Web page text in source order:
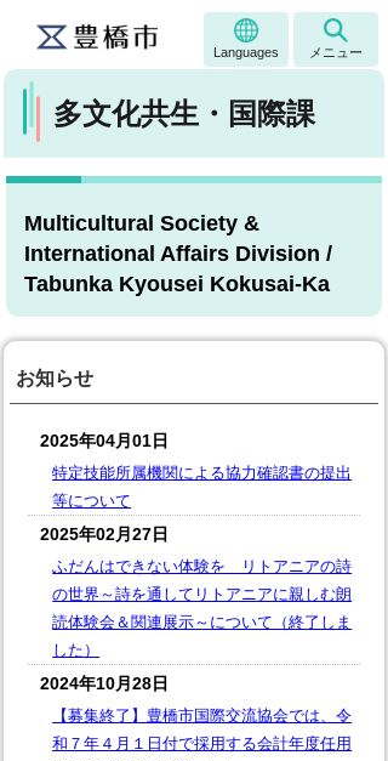
Languages メニュー
多文化共生・国際課
Multicultural Society &
International Affairs Division /
Tabunka Kyousei Kokusai-Ka
お知らせ
2025年04月01日
特定技能所属機関による協力確認書の提出
等について
2025年02月27日
ふだんはできない体験を リトアニアの詩
の世界～詩を通してリトアニアに親しむ朗
読体験会＆関連展示～について（終了しま
した）
2024年10月28日
【募集終了】豊橋市国際交流協会では、令
和７年４月１日付で採用する会計年度任用